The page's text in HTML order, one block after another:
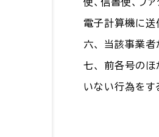
電子計算機に送
六、 当該事業者
七、 前各号の
いない行為をす